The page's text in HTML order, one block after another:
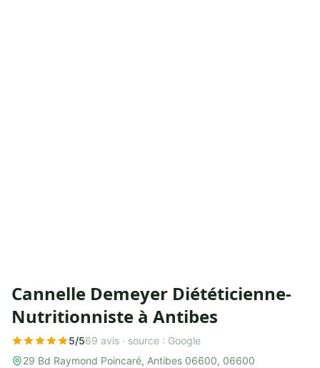
Cannelle Demeyer Diététicienne-
Nutritionniste à Antibes
5/569 avis · source : Google
29 Bd Raymond Poincaré, Antibes 06600, 06600